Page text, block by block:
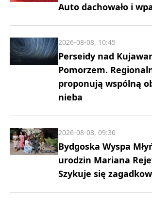
Auto dachowało i
Perseidy nad
Pomorzem.
proponują wspólną
nieba
2026-08-08, 10:45
Bydgoska Wyspa
urodzin Mariana
Szykuje się
2026-08-08, 09:30